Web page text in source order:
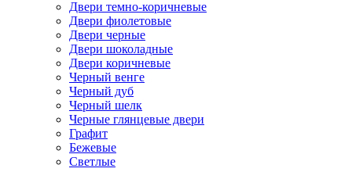
Двери темно-коричневые
Двери фиолетовые
Двери черные
Двери шоколадные
Двери коричневые
Черный венге
Черный дуб
Черный шелк
Черные глянцевые двери
Графит
Бежевые
Светлые